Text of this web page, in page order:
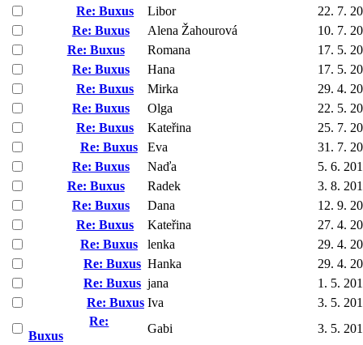
Re: Buxus
Libor
22. 7.
Re: Buxus
Alena Žahourová
10. 7.
Re: Buxus
Romana
17. 5.
Re: Buxus
Hana
17. 5.
Re: Buxus
Mirka
29. 4.
Re: Buxus
Olga
22. 5.
Re: Buxus
Kateřina
25. 7.
Re: Buxus
Eva
31. 7.
Re: Buxus
Naďa
5. 6.
Re: Buxus
Radek
3. 8.
Re: Buxus
Dana
12. 9.
Re: Buxus
Kateřina
27. 4.
Re: Buxus
lenka
29. 4.
Re: Buxus Hanka
29. 4.
Re: Buxus jana
1. 5.
Re: Buxus Iva
3. 5.
Re:
Buxus
Gabi
3. 5.